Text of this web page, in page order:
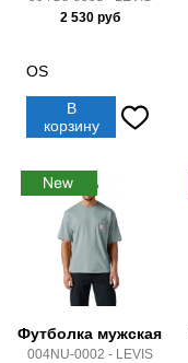
2 530руб
OS
В
корзину
Футболка мужская
004NU-0002 - LEVIS